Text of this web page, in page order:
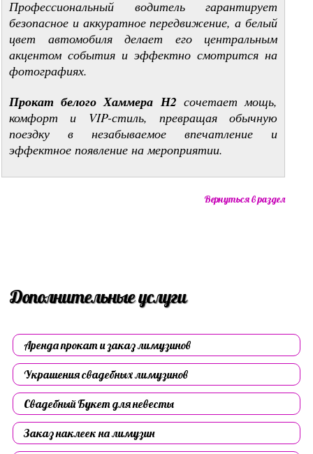
Профессиональный водитель гарантирует
безопасное и аккуратное передвижение, а белый
цвет автомобиля делает его центральным
акцентом события и эффектно смотрится на
фотографиях.
Прокат белого Хаммера Н2 сочетает мощь,
комфорт и VIP-стиль, превращая обычную
поездку в незабываемое впечатление и
эффектное появление на мероприятии.
Вернуться в раздел
Дополнительные услуги
Аренда прокат и заказ лимузинов
Украшения свадебных лимузинов
Свадебный Букет для невесты
Заказ наклеек на лимузин